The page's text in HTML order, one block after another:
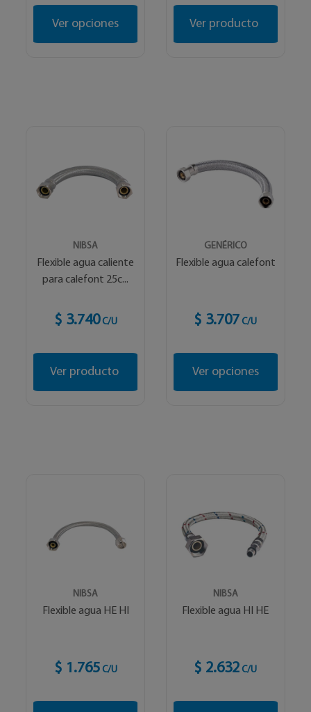
Ver opciones Ver producto
NIBSA
Flexible agua caliente
para calefont 25c...
$ 3.740 C/U
Ver producto
GENÉRICO
Flexible agua calefont
$ 3.707 C/U
Ver opciones
NIBSA
Flexible agua HE HI
$ 1.765 C/U
NIBSA
Flexible agua HI HE
$ 2.632 C/U